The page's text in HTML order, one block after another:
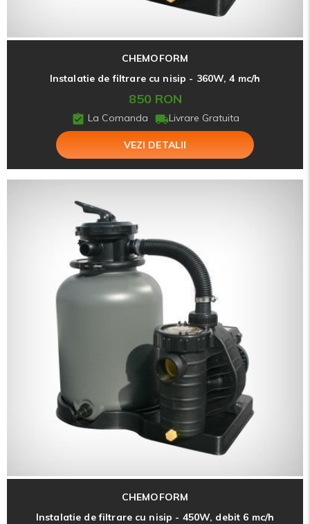
CHEMOFORM
Instalatie de filtrare cu nisip - 360W, 4 mc/h
850 RON
La Comanda Livrare Gratuita
VEZI DETALII
CHEMOFORM
Instalatie de filtrare cu nisip - 450W, debit 6 mc/h